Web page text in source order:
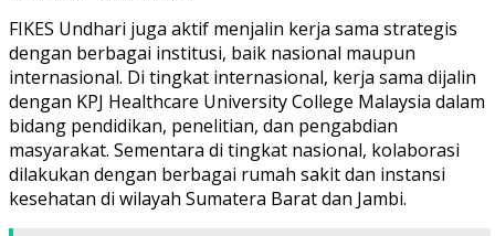
FIKES Undhari juga aktif menjalin kerja sama strategis
dengan berbagai institusi, baik nasional maupun
internasional. Di tingkat internasional, kerja sama dijalin
dengan KPJ Healthcare University College Malaysia dalam
bidang pendidikan, penelitian, dan pengabdian
masyarakat. Sementara di tingkat nasional, kolaborasi
dilakukan dengan berbagai rumah sakit dan instansi
kesehatan di wilayah Sumatera Barat dan Jambi.